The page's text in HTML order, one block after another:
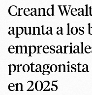
Creand
apunta a los
protagonista
en 2025